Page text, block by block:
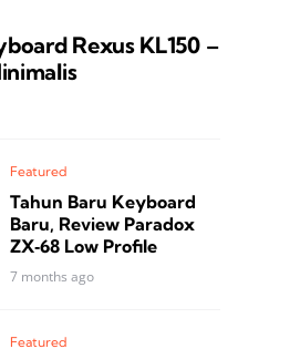
Rexus KL150 –
Featured
Tahun Baru Keyboard
Baru, Review Paradox
ZX‑68 Low Profile
7 months ago
Featured